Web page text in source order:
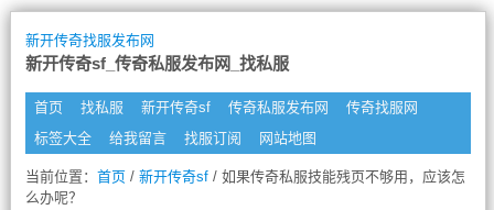
新开传奇找服发布网
新开传奇sf_传奇私服发布网_找私服
首页 找私服 新开传奇sf 传奇私服发布网
传奇找服网
标签大全
给我留言 找服订阅 网站地图
当前位置： 首页/ 新开传奇sf/ 如果传奇私服技能残页不够用，应该怎
么办呢？